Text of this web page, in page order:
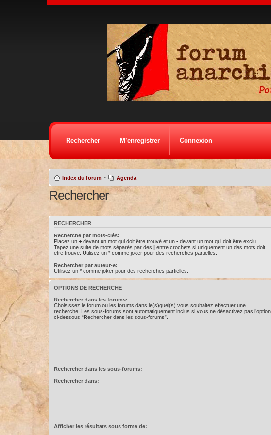
Rechercher M’enregistrer Connexion
Index du forum • Agenda
Rechercher
RECHERCHER
Recherche par mots-clés:
Placez un +devant un mot qui doit être trouvé et un -devant un mot qui doit être exclu.
Tapez une suite de mots séparés par des |entre crochets si uniquement un des mots doit
être trouvé. Utilisez un * comme joker pour des recherches partielles.
Rechercher par auteur-e:
Utilisez un * comme joker pour des recherches partielles.
OPTIONS DE RECHERCHE
Rechercher dans les forums:
Choisissez le forum ou les forums dans le(s)quel(s) vous souhaitez effectuer une
recherche. Les sous-forums sont automatiquement inclus si vous ne désactivez pas l’option
ci-dessous “Rechercher dans les sous-forums”.
Rechercher dans les sous-forums:
Rechercher dans:
Afficher les résultats sous forme de: